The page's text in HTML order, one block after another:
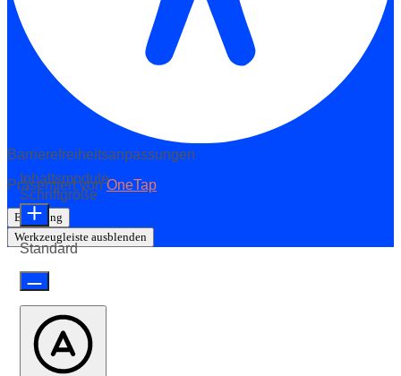
Barrierefreiheitsanpassungen
Präsentiert vonOneTap
Erklärung
Werkzeugleiste ausblenden
Inhaltsmodule
Schriftgröße
Standard